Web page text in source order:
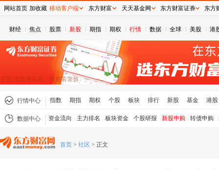
财经 焦点 股票 新股 期指 期权 行情 数据 全球 美股 港
行情中心 指数 期指 期权 个股 板块 排行 新股 基金 港股
数据中心 资金流向 主力排名 板块资金 个股研报 新股申购 转债申购
首页 > 社区 > 正文
网站首页 加收藏 移动客户端 东方财富 天天基金网 东方财富证券 东方